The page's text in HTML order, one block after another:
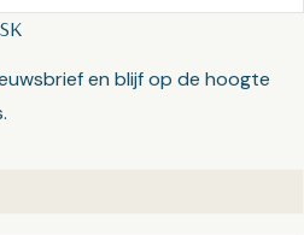
en blijf op de hoogte